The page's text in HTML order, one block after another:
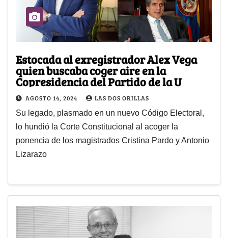
Estocada al exregistrador Alex Vega
quien buscaba coger aire en la
Copresidencia del Partido de la U
AGOSTO 14, 2024 LAS DOS ORILLAS
Su legado, plasmado en un nuevo Código Electoral,
lo hundió la Corte Constitucional al acoger la
ponencia de los magistrados Cristina Pardo y Antonio
Lizarazo